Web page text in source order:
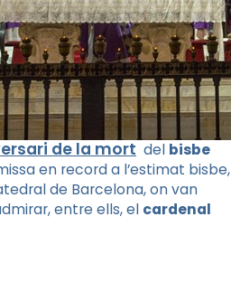
de la mort del bisbe
en record a l’estimat bisbe,
de Barcelona, on van
entre ells, el cardenal